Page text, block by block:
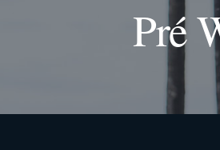
Pré